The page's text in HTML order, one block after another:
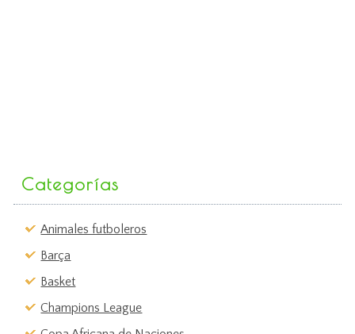
Categorías
Animales futboleros
Barça
Basket
Champions League